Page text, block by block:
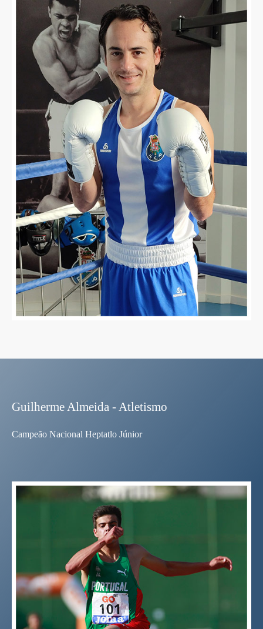
Guilherme Almeida - Atletismo
Campeão Nacional Heptatlo Júnior